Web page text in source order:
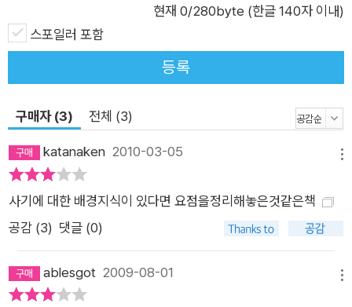
왜곡된 시각에 동조하거나 성급하게 반박하여 재단한 것이 아니
고 그 자신의 눈으로 바라본 서릿발 같은 판단에 근거를 둔 평가
다. 이 책에 수록된 사마천의 핵심 어록들은 역사가 사마천과 그
가 대결한 세계가 어떻게 만나서 융합되고 통찰로 이어지는 지를
명백히 보여줄 것이다.
현재 0/280byte (한글 140자 이내)
스포일러 포함
등록
구매자 (3) 전체 (3)
katanaken 2010-03-05
사기에 대한 배경지식이 있다면 요점을정리해놓은것같은책
공감 (3) 댓글 (0)
ablesgot 2009-08-01